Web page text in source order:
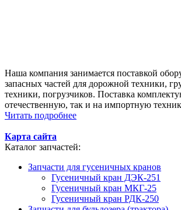
Наша компания занимается поставкой
запасных частей для дорожной техники,
техники, погрузчиков. Поставка
отечественную, так и на импортную
Читать подробнее
Карта сайта
Каталог запчастей:
Запчасти для гусеничных кранов
Гусеничный кран ДЭК-251
Гусеничный кран МКГ-25
Гусеничный кран РДК-250